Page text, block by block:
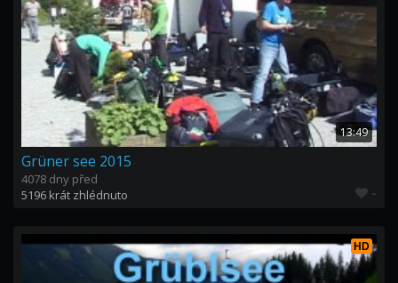
13:49
Grüner see 2015
4078 dny před
5196 krát zhlédnuto
-
HD